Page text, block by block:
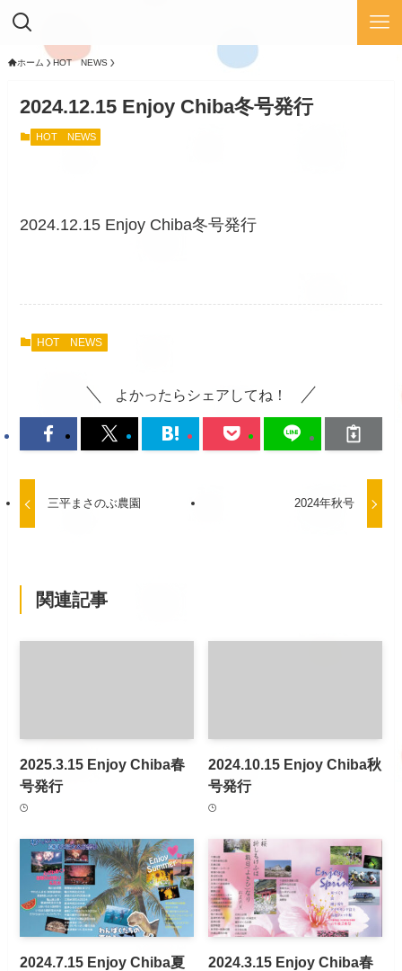
ホーム HOT NEWS
2024.12.15 Enjoy Chiba冬号発行
HOT NEWS
2024.12.15 Enjoy Chiba冬号発行
HOT NEWS
よかったらシェアしてね！
三平まさのぶ農園 2024年秋号
関連記事
2025.3.15 Enjoy Chiba春
号発行
2024.10.15 Enjoy Chiba秋
号発行
2024.7.15 Enjoy Chiba夏
2024.3.15 Enjoy Chiba春